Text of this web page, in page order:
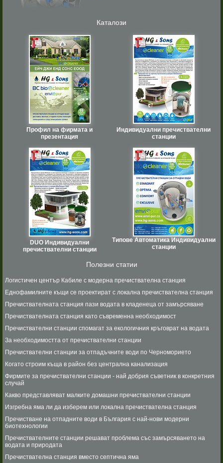
Каталози
Профил на фирмата и
презентация
Индивидуални пречиствателни
станции
DUO Индивидуални
пречиствателни станции
Типове Автоматика Индивидуални
станции
Полезни статии
Логистичен център Кабиле с модерна пречиствателна станция
Еднофамилните къщи се проектират с локална пречиствателна станция
Пречиствателната станция пази водата в кладенеца от замърсяване
Пречиствателната станция като съвременна необходимост
Пречиствателни станции спомагат за екологичния кръговрат на водата
За необходимостта от пречиствателни станции
Пречиствателни станции за отпадъчните води по Черноморието
Когато строим къща в район без централна канализация
Фирмите за пречиствателни станции - най добрия съветник в конкретния
случай
Какво представляват малките домашни пречиствателни станции
Изгребна яма ли да изберем или локална пречиствателна станция
Пречистване на отпадните води в България с най-нови модерни
биотехнологии
Пречиствателните станции решават проблема със замърсяването на
водата и природата
Пречиствателна станция вместо септична яма